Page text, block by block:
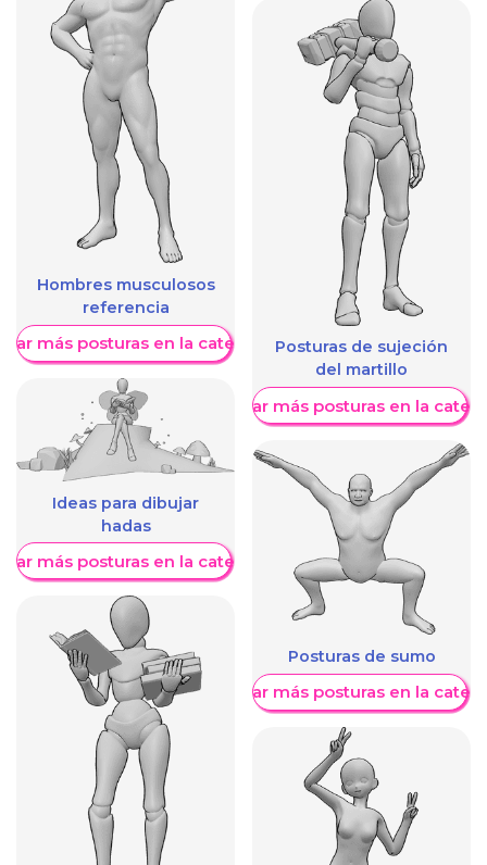
Hombres musculosos
referencia
más posturas en la categoría
Ideas para dibujar
hadas
más posturas en la categoría
Posturas de sujeción
del martillo
Mostrar más posturas en la
Posturas de sumo
Mostrar más posturas en la